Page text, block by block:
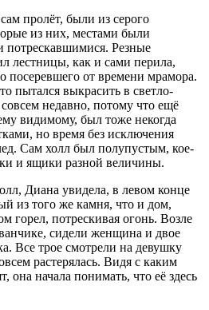
пролёт, были из серого
из них, местами были
Резные
лестницы, как и сами перила,
посеревшего от времени мрамора.
пытался выкрасить в светло-
недавно, потому что ещё
видимому, был тоже некогда
но время без исключения
Сам холл был полупустым, кое-
и ящики разной величины.
Диана увидела, в левом конце
из того же камня, что и дом,
горел, потрескивая огонь. Возле
сидели женщина и двое
Все трое смотрели на девушку
растерялась. Видя с каким
она начала понимать, что её здесь